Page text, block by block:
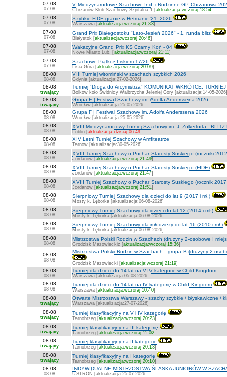
07-08
07-08
V Międzynarodowe Szachowe Ind. i Rodzinne GP Chrzanowa
Chrzanów Klub Szachowy Szpitalna 1 [aktualizacja:wczoraj 18:54]
07-08
07-08
Szybkie FIDE granie w Hetmanie 21_2026
Warszawa [aktualizacja:wczoraj 21:33]
07-08
07-08
Grand Prix Białegostoku "Lato-Jesień 2026" - 1. runda blitz
Białystok [aktualizacja:wczoraj 20:46]
07-08
07-08
Wakacyjne Grand Prix KS Czarny Koń - 04
Nowe Miasto Lub. [aktualizacja:wczoraj 21:11]
07-08
07-08
Szachowe Piątki z Liskiem 17/26
Lisia Góra [aktualizacja:wczoraj 20:09]
08-08
08-08
VIII Turniej witomiński w szachach szybkich 2026
Gdynia [aktualizacja:27-02-2026]
08-08
trwający
Turniej "Droga do Arcymistrza" KOMUNIKAT WKRÓTCE.
Bolków koło Świdnicy Wałbrzycha Jeleniej Góry [aktualizacja:14-05-2026]
08-08
trwający
Grupa E | Festiwal Szachowy im. Adolfa Anderssena 2026
Wrocław [aktualizacja:25-05-2026]
08-08
08-08
Grupa F | Festiwal Szachowy im. Adolfa Anderssena 2026
Wrocław [aktualizacja:25-05-2026]
08-08
08-08
XVIII Międzynarodowy Turniej Szachowy im. J. Zukertorta -
Lublin [aktualizacja:dzisiaj 06:49]
08-08
08-08
XIV Letni Turniej Szachowy w Amfiteatrze
Tarnów [aktualizacja:30-05-2026]
08-08
08-08
XVIII Turniej Szachowy o Puchar Starosty Suskiego (roczniki
Jordanów [aktualizacja:wczoraj 21:49]
08-08
08-08
XVIII Turniej Szachowy o Puchar Starosty Suskiego (FIDE)
Jordanów [aktualizacja:wczoraj 21:47]
08-08
08-08
XVIII Turniej Szachowy o Puchar Starosty Suskiego (rocznik 2017
Jordanów [aktualizacja:wczoraj 21:51]
08-08
08-08
Sierpniowy Turniej Szachowy dla dzieci do lat 9 (2017 i mł.)
Mosty k. Lęborka [aktualizacja:06-08-2026]
08-08
08-08
Sierpniowy Turniej Szachowy dla dzieci do lat 12 (2014 i mł.)
Mosty k. Lęborka [aktualizacja:06-08-2026]
08-08
08-08
Sierpniowy Turniej Szachowy dla młodzieży do lat 16 (2010 i mł.)
Mosty k. Lęborka [aktualizacja:06-08-2026]
08-08
08-08
Mistrzostwa Polski Rodzin w Szachach (drużyny 2-osobowe I
Grodzisk Mazowieckiz [aktualizacja:wczoraj 15:36]
08-08
08-08
Mistrzostwa Polski Rodzin w Szachach - grupa B (drużyny 2-
Grodzisk Mazowiecki [aktualizacja:wczoraj 21:19]
08-08
08-08
Turniej dla dzieci do 14 lat na V-IV kategorię w Child Kingdom
Warszawa [aktualizacja:05-08-2026]
08-08
08-08
Turniej dla dzieci do 14 lat na IV kategorię w Child Kingdom
Warszawa [aktualizacja:wczoraj 10:40]
08-08
trwający
Otwarte Mistrzostwa Warszawy - szachy szybkie / błyskawiczne /
Warszawa [aktualizacja:27-07-2026]
08-08
trwający
Turniej klasyfikacyjny na V i IV kategorię
Tarnobrzeg [aktualizacja:wczoraj 20:23]
08-08
trwający
Turniej klasyfikacyjny na III kategorię
Tarnobrzeg [aktualizacja:wczoraj 11:02]
08-08
trwający
Turniej klasyfikacyjny na II kategorię
Tarnobrzeg [aktualizacja:wczoraj 20:13]
08-08
trwający
Turniej klasyfikaxyjny na I kategorię
Tarnobrzeg [aktualizacja:wczoraj 20:10]
08-08
08-08
INDYWIDUALNE MISTRZOSTWA ŚLĄSKA JUNIORÓW W
USTROŃ [aktualizacja:25-07-2026]